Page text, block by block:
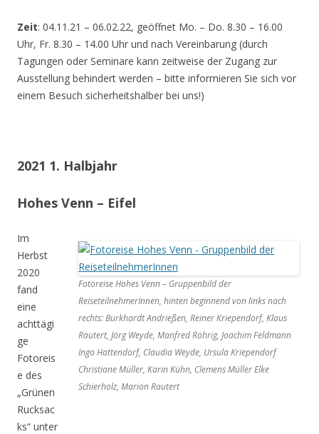
Zeit: 04.11.21 – 06.02.22, geöffnet Mo. – Do. 8.30 – 16.00
Uhr, Fr. 8.30 – 14.00 Uhr und nach Vereinbarung (durch
Tagungen oder Seminare kann zeitweise der Zugang zur
Ausstellung behindert werden – bitte informieren Sie sich vor
einem Besuch sicherheitshalber bei uns!)
2021 1. Halbjahr
Hohes Venn – Eifel
Fotoreise Hohes Venn – Gruppenbild der
ReiseteilnehmerInnen, hinten beginnend von links nach
rechts: Burkhardt Andrießen, Reiner Kriependorf, Klaus
Rautert, Jörg Weyde, Manfred Röhrig, Joachim Feldmann
Ingo Hattendorf, Claudia Weyde, Ursula Kriependorf
Christiane Müller, Karin Kühn, Clemens Müller Elke
Schierholz, Marion Rautert
Im
Herbst
2020
fand
eine
achttägi
ge
Fotoreis
e des
„Grünen
Rucksac
ks“ unter